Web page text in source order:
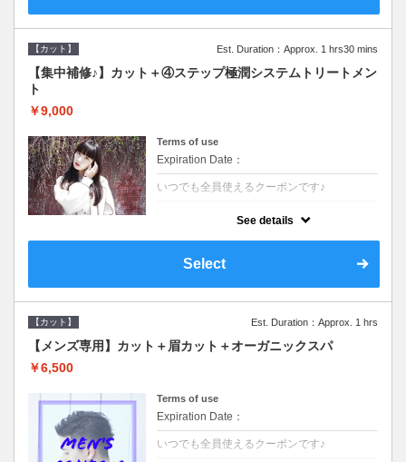
【カット】 Est. Duration：Approx. 1 hrs30 mins
【集中補修♪】カット＋④ステップ極潤システムトリートメン
ト
￥9,000
Terms of use
Expiration Date：
いつでも全員使えるクーポンです♪
ら修復し美髪へと導く最新4stepトリートメ
ント☆内側からしっかり修復したい方に♪
See details
Select
【カット】 Est. Duration：Approx. 1 hrs
【メンズ専用】カット＋眉カット＋オーガニックスパ
￥6,500
Terms of use
Expiration Date：
いつでも全員使えるクーポンです♪